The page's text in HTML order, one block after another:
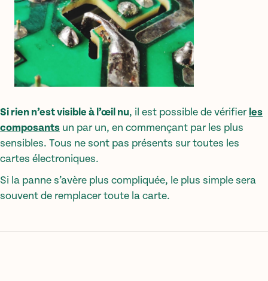
Si rien n’est visible à l’œil nu, il est possible de vérifier les
composants un par un, en commençant par les plus
sensibles. Tous ne sont pas présents sur toutes les
cartes électroniques.
Si la panne s’avère plus compliquée, le plus simple sera
souvent de remplacer toute la carte.